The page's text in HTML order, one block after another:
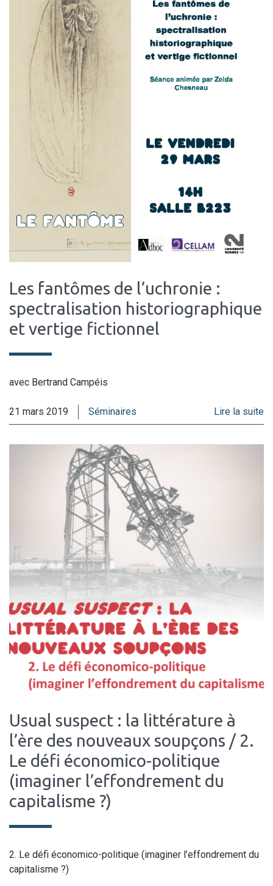
Les fantômes de l’uchronie :
spectralisation historiographique
et vertige fictionnel
avec Bertrand Campéis
21 mars 2019 Séminaires Lire la suite
Usual suspect : la littérature à
l’ère des nouveaux soupçons / 2.
Le défi économico-politique
(imaginer l’effondrement du
capitalisme ?)
2. Le défi économico-politique (imaginer l’effondrement du
capitalisme ?)